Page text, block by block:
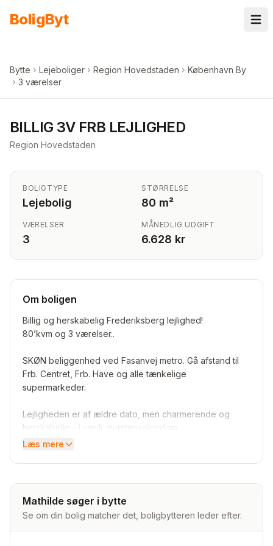
BoligByt
Bytte Lejeboliger Region Hovedstaden
København By
3 værelser
BILLIG 3V FRB LEJLIGHED
Region Hovedstaden
BOLIGTYPE
Lejebolig
STØRRELSE
80 m²
VÆRELSER
3
MÅNEDLIG UDGIFT
6.628 kr
Om boligen
Billig og herskabelig Frederiksberg lejlighed!
80’kvm og 3 værelser..
SKØN beliggenhed ved Fasanvej metro. Gå afstand til
Frb. Centret, Frb. Have og alle tænkelige
supermarkeder.
Lejligheden er af ældre dato, men charmerende og
herskabelig - i smuk murstensejendom.
Det skønneste lysindfald, højt til loftet og stuk.
Fordelingsgang til køkken, lille opbevaringsrum,
badeværelse, soveværelse (med to indgange) og
dobbeltstue
Læs mere
Mathilde søger i bytte
Se om din bolig matcher det, boligbytteren leder efter.